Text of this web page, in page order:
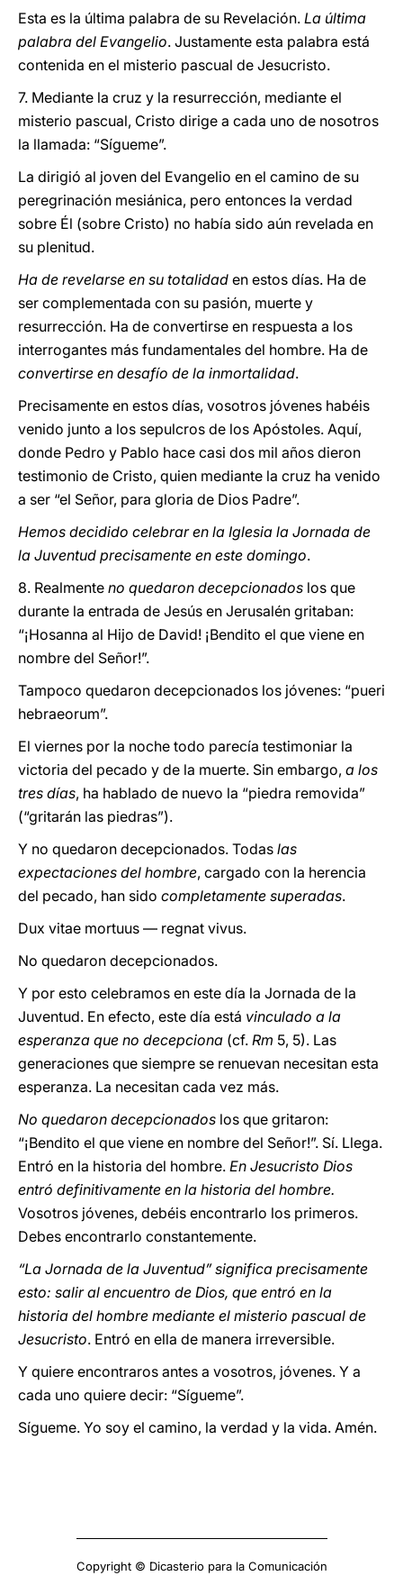
Esta es la última palabra de su Revelación. La última
palabra del Evangelio. Justamente esta palabra está
contenida en el misterio pascual de Jesucristo.
7. Mediante la cruz y la resurrección, mediante el
misterio pascual, Cristo dirige a cada uno de nosotros
la llamada: “Sígueme”.
La dirigió al joven del Evangelio en el camino de su
peregrinación mesiánica, pero entonces la verdad
sobre Él (sobre Cristo) no había sido aún revelada en
su plenitud.
Ha de revelarse en su totalidad en estos días. Ha de
ser complementada con su pasión, muerte y
resurrección. Ha de convertirse en respuesta a los
interrogantes más fundamentales del hombre. Ha de
convertirse en desafío de la inmortalidad.
Precisamente en estos días, vosotros jóvenes habéis
venido junto a los sepulcros de los Apóstoles. Aquí,
donde Pedro y Pablo hace casi dos mil años dieron
testimonio de Cristo, quien mediante la cruz ha venido
a ser “el Señor, para gloria de Dios Padre”.
Hemos decidido celebrar en la Iglesia la Jornada de
la Juventud precisamente en este domingo.
8. Realmente no quedaron decepcionados los que
durante la entrada de Jesús en Jerusalén gritaban:
“¡Hosanna al Hijo de David! ¡Bendito el que viene en
nombre del Señor!”.
Tampoco quedaron decepcionados los jóvenes: “pueri
hebraeorum”.
El viernes por la noche todo parecía testimoniar la
victoria del pecado y de la muerte. Sin embargo, a los
tres días, ha hablado de nuevo la “piedra removida”
(“gritarán las piedras”).
Y no quedaron decepcionados. Todas las
expectaciones del hombre, cargado con la herencia
del pecado, han sido completamente superadas.
Dux vitae mortuus — regnat vivus.
No quedaron decepcionados.
Y por esto celebramos en este día la Jornada de la
Juventud. En efecto, este día está vinculado a la
esperanza que no decepciona (cf. Rm 5, 5). Las
generaciones que siempre se renuevan necesitan esta
esperanza. La necesitan cada vez más.
No quedaron decepcionados los que gritaron:
“¡Bendito el que viene en nombre del Señor!”. Sí. Llega.
Entró en la historia del hombre. En Jesucristo Dios
entró definitivamente en la historia del hombre.
Vosotros jóvenes, debéis encontrarlo los primeros.
Debes encontrarlo constantemente.
“La Jornada de la Juventud” significa precisamente
esto: salir al encuentro de Dios, que entró en la
historia del hombre mediante el misterio pascual de
Jesucristo. Entró en ella de manera irreversible.
Y quiere encontraros antes a vosotros, jóvenes. Y a
cada uno quiere decir: “Sígueme”.
Sígueme. Yo soy el camino, la verdad y la vida. Amén.
Copyright © Dicasterio para la Comunicación